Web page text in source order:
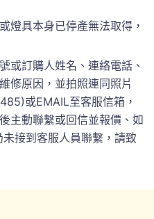
燈具本身已停產無法取得，
或訂購人姓名、連絡電話、
修原因，並拍照連同照片
或EMAIL至客服信箱，
主動聯繫或回信並報價、如
接到客服人員聯繫，請致